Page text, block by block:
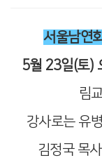
서울남연
5월 23일(토)
림
강사로는 유
김정국 목